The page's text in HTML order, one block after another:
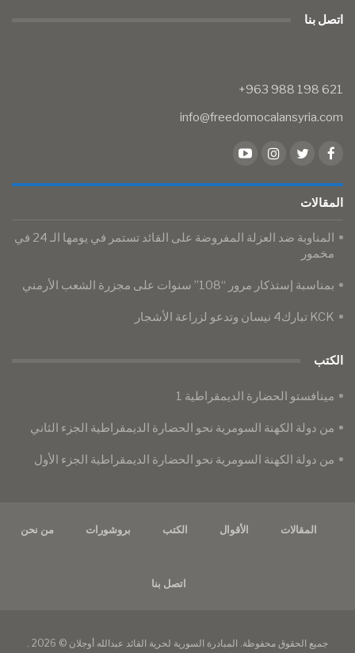
اتصل بنا
info@freedomocalansyria.com
المقالات
المناوبة ضد العزلة المفروضة على القائد تستمر في يومها الـ 24 في
مخمور
بمناسبة إستذكار مرور “108” سنوات على مجزرة الشعب الأرمني
KCK تبارك4 نيسان وتدعو لزراعة الأشجار
الكتب
مينافستو الحضارة الديمقراطية 1
من دولة الكهنة السومرية نحو الحضارة الديمقراطية الجزء الثاني
من دولة الكهنة السومرية نحو الحضارة الديمقراطية الجزء الأول
المقالات الأقوال الكتب بروشورات من نحن
اتصل بنا
جميع الحقوق محفوظة. المبادرة السورية لحرية القائد عبدالله أوجلان © 2026 .